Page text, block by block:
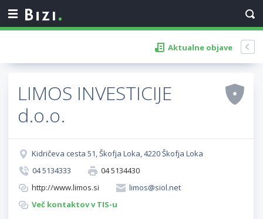
Aktualne objave
LIMOS INVESTICIJE
d.o.o.
Kidričeva cesta 51, Škofja Loka, 4220 Škofja Loka
04 5134333
04 5134430
http://www.limos.si
limos@siol.net
Več kontaktov v TIS-u